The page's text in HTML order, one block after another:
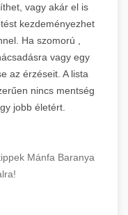
vagy akár el is
kezdeményezhet
Ha szomorú ,
vagy egy
az érzéseit. A lista
nincs mentség
jobb életért.
Mánfa Baranya